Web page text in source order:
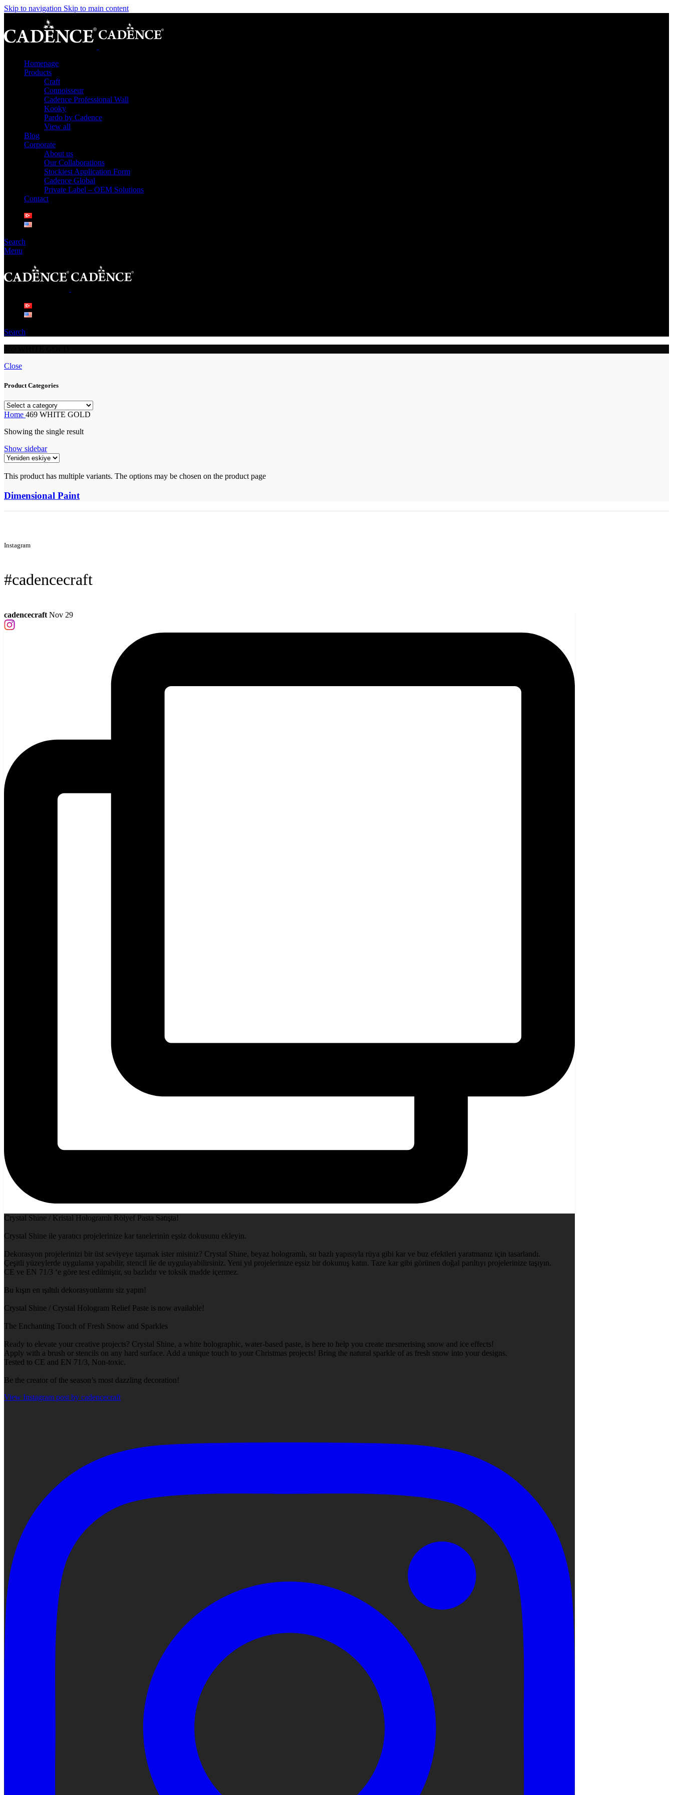
Skip to navigation Skip to main content
Homepage
Products
Craft
Connoisseur
Cadence Professional Wall
Kooky
Pardo by Cadence
View all
Blog
Corporate
About us
Our Collaborations
Stockiest Application Form
Cadence Global
Private Label – OEM Solutions
Contact
Search
Menu
Search
Close
Product Categories
Home 469 WHITE GOLD
Showing the single result
Show sidebar
This product has multiple variants. The options may be chosen on the product page
Dimensional Paint
Instagram
#cadencecraft
cadencecraft Nov 29
Crystal Shine / Kristal Hologramlı Rölyef Pasta Satışta!
Crystal Shine ile yaratıcı projelerinize kar tanelerinin eşsiz dokusunu ekleyin.
Dekorasyon projelerinizi bir üst seviyeye taşımak ister misiniz? Crystal Shine, beyaz hologramlı, su bazlı yapısıyla rüya gibi kar ve buz efektleri yaratmanız için tasarlandı.
Çeşitli yüzeylerde uygulama yapabilir, stencil ile de uygulayabilirsiniz. Yeni yıl projelerinize eşsiz bir dokunuş katın. Taze kar gibi görünen doğal parıltıyı projelerinize taşıyın.
CE ve EN 71/3 ‘e göre test edilmiştir, su bazlıdır ve toksik madde içermez.
Bu kışın en ışıltılı dekorasyonlarını siz yapın!
Crystal Shine / Crystal Hologram Relief Paste is now available!
The Enchanting Touch of Fresh Snow and Sparkles
Ready to elevate your creative projects? Crystal Shine, a white holographic, water-based paste, is here to help you create mesmerising snow and ice effects!
Apply with a brush or stencils on any hard surface. Add a unique touch to your Christmas projects! Bring the natural sparkle of as fresh snow into your designs.
Tested to CE and EN 71/3, Non-toxic.
Be the creator of the season’s most dazzling decoration!
View Instagram post by cadencecraft